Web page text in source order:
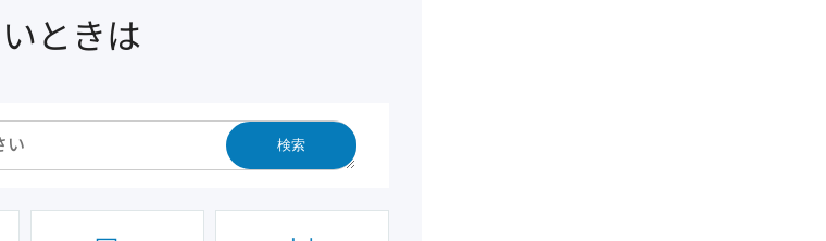
ときは
検索